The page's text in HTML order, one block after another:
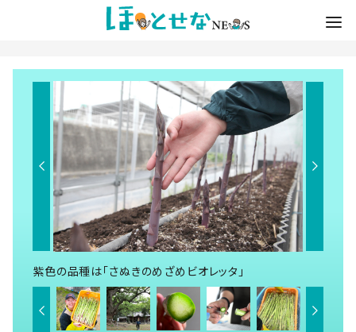
紫色の品種は「さぬきのめざめビオレッタ」